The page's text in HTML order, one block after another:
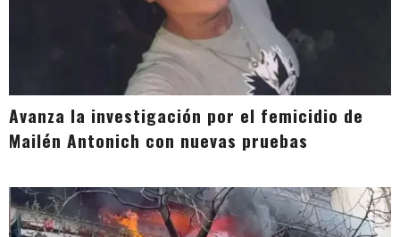
Avanza la investigación por el femicidio de
Mailén Antonich con nuevas pruebas